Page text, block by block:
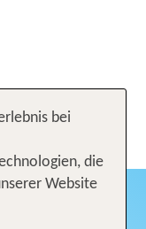
bei
die
Website